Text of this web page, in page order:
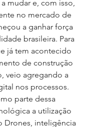
mudar e, com isso,
no mercado de
a ganhar força
brasileira. Para
já tem acontecido
de construção
veio agregando a
nos processos.
parte dessa
a utilização
Drones, inteligência